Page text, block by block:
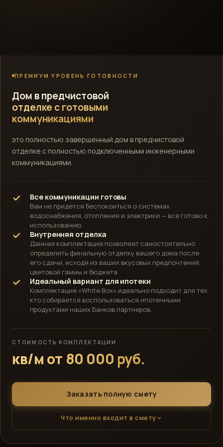
ПРЕМИУМ УРОВЕНЬ ГОТОВНОСТИ
Дом в предчистовой
отделке с готовыми
коммуникациями
это полностью завершенный дом в предчистовой
отделке с полностью подключенными инженерными
коммуникациями.
Все коммуникации готовы
Вам не придется беспокоиться о системах
водоснабжения, отопления и электрики — все готово к
использованию.
Внутренняя отделка
Данная комплектация позволяет самостоятельно
определить финальную отделку вашего дома после
его сдачи, исходя из ваших вкусовых предпочтений,
цветовой гаммы и бюджета
Идеальный вариант для ипотеки
Комплектация «White Box» идеально подходит для тех
кто собирается воспользоваться ипотечными
продуктами наших Банков партнеров.
СТОИМОСТЬ КОМПЛЕКТАЦИИ
кв/м от 80 000 руб.
Заказать полную смету
Что именно входит в смету